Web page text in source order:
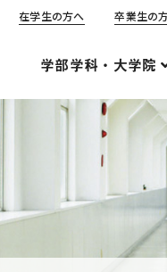
在学生の方へ 卒業生の
学部学科・大学院